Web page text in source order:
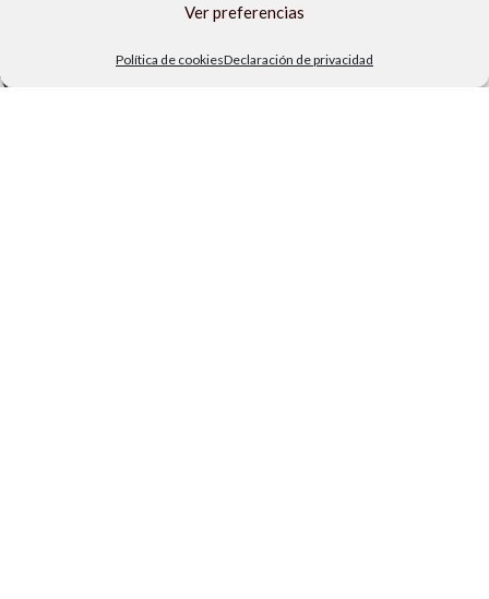
Ver preferencias
Política de cookiesDeclaración de privacidad
Rehabilitación de piscinas en la Axarquía
Visita nuestro blog